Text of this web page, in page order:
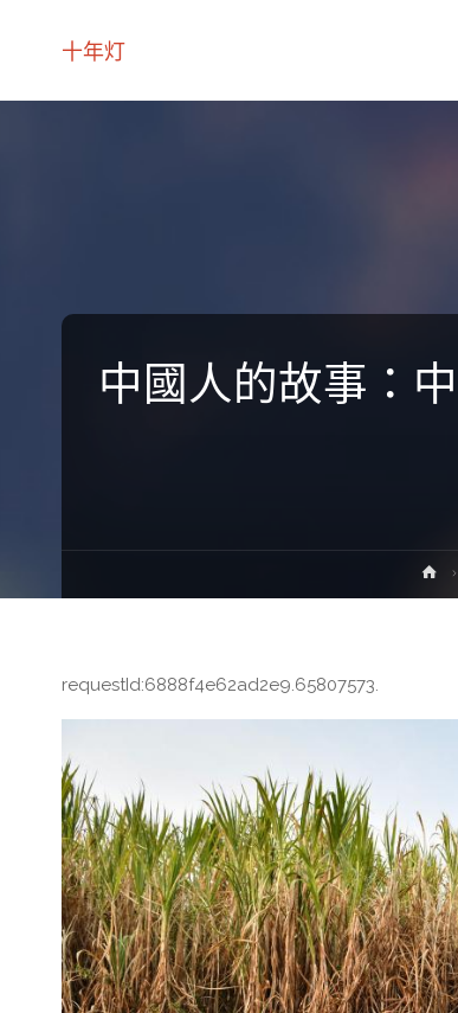
十年灯
中國人的故事：
requestId:6888f4e62ad2e9.65807573.